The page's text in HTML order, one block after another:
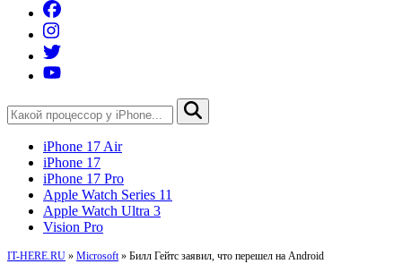
iPhone 17 Air
iPhone 17
iPhone 17 Pro
Apple Watch Series 11
Apple Watch Ultra 3
Vision Pro
IT-HERE.RU » Microsoft » Билл Гейтс заявил, что перешел на Android